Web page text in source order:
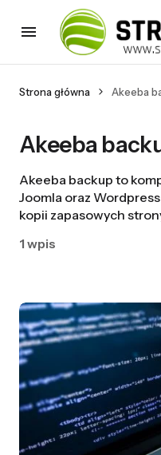
Strona główna Akeeba
Akeeba
Akeeba backup to
Joomla oraz
kopii zapasowych
1 wpis